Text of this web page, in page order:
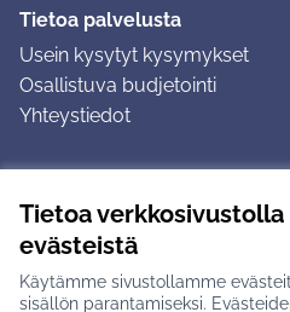
Tietoa
evästeistä
Käytämme sivustollamme
sisällön parantamiseksi.
Tietoa palvelusta
Usein kysytyt kysymykset
Osallistuva budjetointi
Yhteystiedot
Ohjeet kirjautumiseen
Ohjeet kommentin jättämiseen